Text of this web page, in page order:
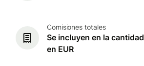
Comisiones totales
Se incluyen en la cantidad
en EUR